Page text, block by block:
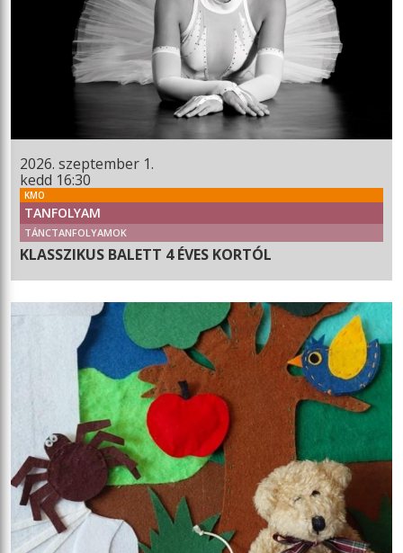
2026. szeptember 1.
kedd 16:30
KMO
TANFOLYAM
TÁNCTANFOLYAMOK
KLASSZIKUS BALETT 4 ÉVES KORTÓL